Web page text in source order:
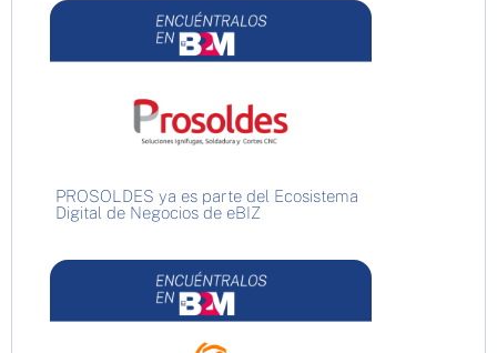
PROSOLDES ya es parte del Ecosistema
Digital de Negocios de eBIZ